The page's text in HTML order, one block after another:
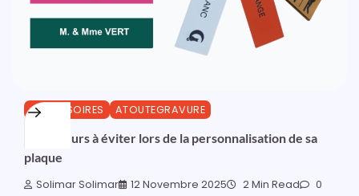
ACCESSOIRES ATOUTEGRAVURE
Les erreurs à éviter lors de la personnalisation de sa
plaque
Solimar Solimar 12 Novembre 2025 2 Min Read 0